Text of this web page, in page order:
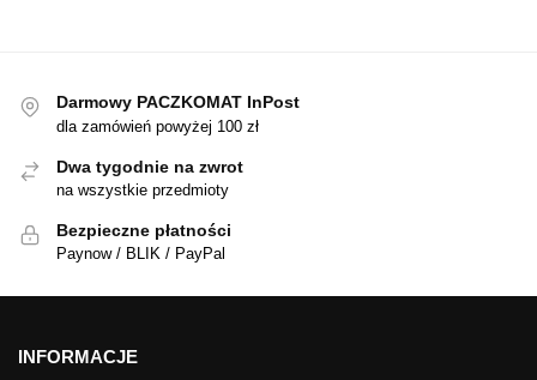
Darmowy PACZKOMAT InPost
dla zamówień powyżej 100 zł
Dwa tygodnie na zwrot
na wszystkie przedmioty
Bezpieczne płatności
Paynow / BLIK / PayPal
INFORMACJE